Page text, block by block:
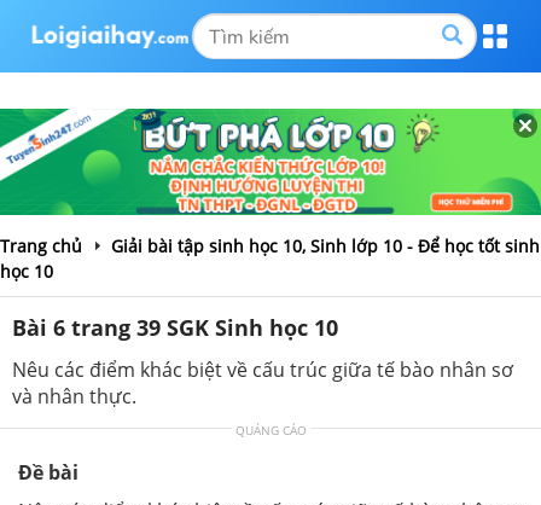
Trang chủ
Giải bài tập sinh học 10, Sinh lớp 10 - Để học tốt sinh
học 10
Bài 6 trang 39 SGK Sinh học 10
Nêu các điểm khác biệt về cấu trúc giữa tế bào nhân sơ
và nhân thực.
QUẢNG CÁO
Đề bài